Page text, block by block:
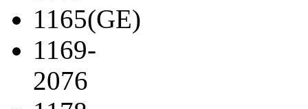
1165(GE)
1169-
2076